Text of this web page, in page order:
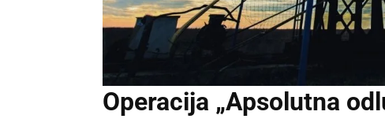
Operacija „Apsolutna